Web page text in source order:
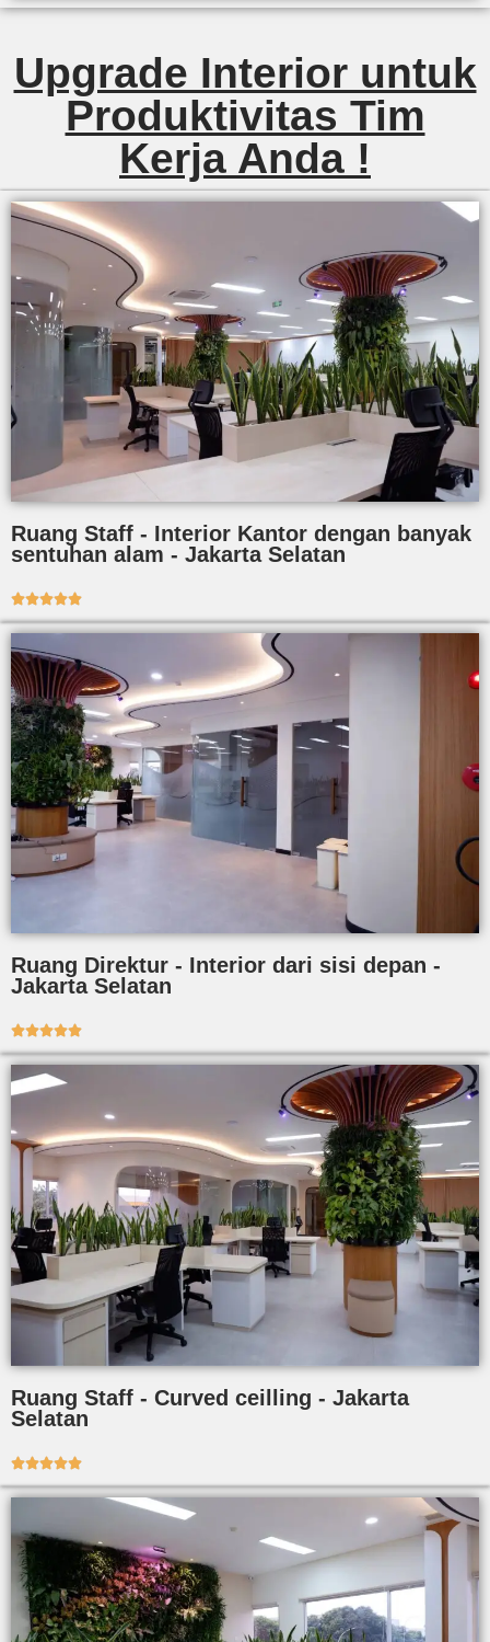
Upgrade Interior untuk
Produktivitas Tim
Kerja Anda !
Ruang Staff - Interior Kantor dengan banyak
sentuhan alam - Jakarta Selatan

Ruang Direktur - Interior dari sisi depan -
Jakarta Selatan

Ruang Staff - Curved ceilling - Jakarta
Selatan
